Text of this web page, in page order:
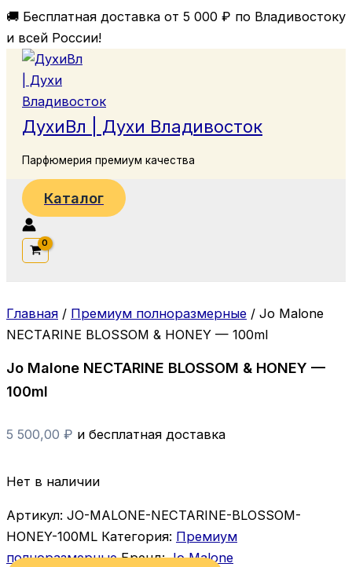
🚚 Бесплатная доставка от 5 000 ₽ по Владивостоку
и всей России!
Перейти
содержимому
ДухиВл | Духи Владивосток
Парфюмерия премиум качества
Каталог
Главная / Премиум полноразмерные / Jo Malone
NECTARINE BLOSSOM & HONEY — 100ml
Jo Malone NECTARINE BLOSSOM & HONEY —
100ml
5 500,00 ₽ и бесплатная доставка
Нет в наличии
Артикул: JO-MALONE-NECTARINE-BLOSSOM-
HONEY-100ML Категория: Премиум
полноразмерные Бренд:Jo Malone